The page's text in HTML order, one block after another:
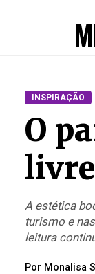
INSPIRAÇÃO
O
A estética
turismo e
leitura
Por Monalisa